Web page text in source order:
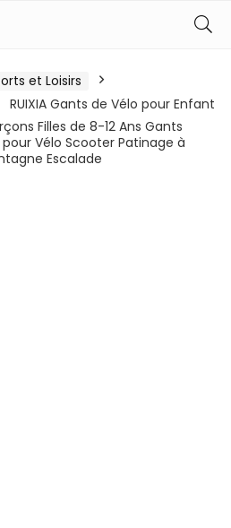
et Loisirs
RUIXIA Gants de Vélo pour Enfant
Filles de 8-12 Ans Gants
Vélo Scooter Patinage à
Escalade